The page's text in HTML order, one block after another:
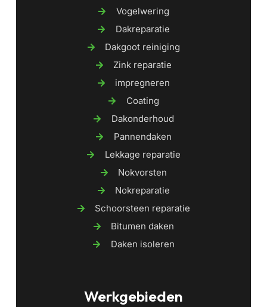
Vogelwering
Dakreparatie
Dakgoot reiniging
Zink reparatie
impregneren
Coating
Dakonderhoud
Pannendaken
Lekkage reparatie
Nokvorsten
Nokreparatie
Schoorsteen reparatie
Bitumen daken
Daken isoleren
Werkgebieden